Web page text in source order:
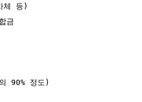
체 등)
금
90% 정도)